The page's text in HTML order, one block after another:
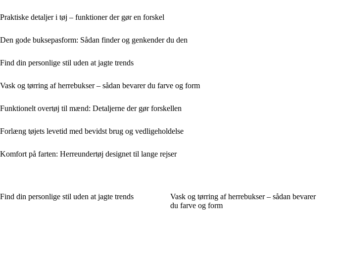
Praktiske detaljer i tøj – funktioner der gør en forskel
Den gode buksepasform: Sådan finder og genkender du den
Find din personlige stil uden at jagte trends
Vask og tørring af herrebukser – sådan bevarer du farve og form
Funktionelt overtøj til mænd: Detaljerne der gør forskellen
Forlæng tøjets levetid med bevidst brug og vedligeholdelse
Komfort på farten: Herreundertøj designet til lange rejser
Find din personlige stil uden at jagte trends
Vask og tørring af herrebukser – sådan bevarer
du farve og form